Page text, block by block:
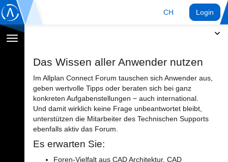
CH Login
Navigation
Das Wissen aller Anwender nutzen
Im Allplan Connect Forum tauschen sich Anwender aus,
geben wertvolle Tipps oder beraten sich bei ganz
konkreten Aufgabenstellungen − auch international.
Und damit wirklich keine Frage unbeantwortet bleibt,
unterstützen die Mitarbeiter des Technischen Supports
ebenfalls aktiv das Forum.
Es erwarten Sie:
Foren-Vielfalt aus CAD Architektur, CAD